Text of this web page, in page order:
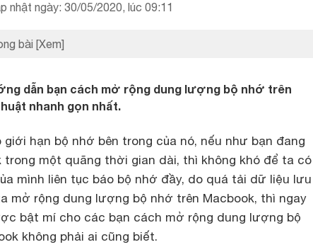
nhật ngày: 30/05/2020, lúc 09:11
bài [Xem]
dẫn bạn cách mở rộng dung lượng bộ nhớ trên
nhanh gọn nhất.
giới hạn bộ nhớ bên trong của nó, nếu như bạn đang
trong một quãng thời gian dài, thì không khó để ta có
mình liên tục báo bộ nhớ đầy, do quá tải dữ liệu lưu
mở rộng dung lượng bộ nhớ trên Macbook, thì ngay
bật mí cho các bạn cách mở rộng dung lượng bộ
không phải ai cũng biết.